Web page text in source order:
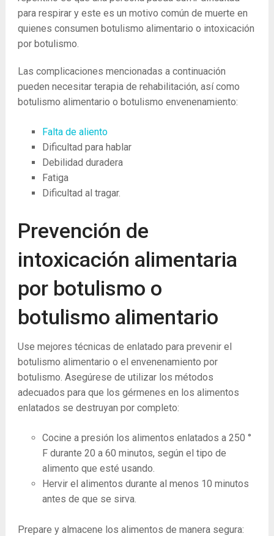
para respirar y este es un motivo común de muerte en
quienes consumen botulismo alimentario o intoxicación
por botulismo.
Las complicaciones mencionadas a continuación
pueden necesitar terapia de rehabilitación, así como
botulismo alimentario o botulismo envenenamiento:
Falta de aliento
Dificultad para hablar
Debilidad duradera
Fatiga
Dificultad al tragar.
Prevención de
intoxicación alimentaria
por botulismo o
botulismo alimentario
Use mejores técnicas de enlatado para prevenir el
botulismo alimentario o el envenenamiento por
botulismo. Asegúrese de utilizar los métodos
adecuados para que los gérmenes en los alimentos
enlatados se destruyan por completo:
Cocine a presión los alimentos enlatados a 250 °
F durante 20 a 60 minutos, según el tipo de
alimento que esté usando.
Hervir el alimentos durante al menos 10 minutos
antes de que se sirva.
Prepare y almacene los alimentos de manera segura: